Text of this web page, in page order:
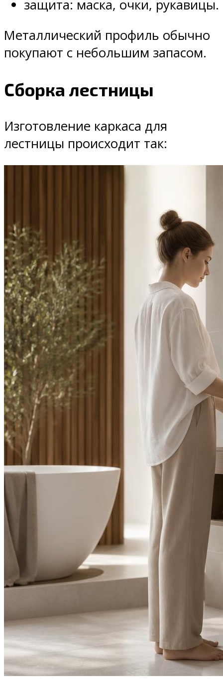
защита: маска, очки, рукавицы.
Металлический профиль обычно
покупают с небольшим запасом.
Сборка лестницы
Изготовление каркаса для
лестницы происходит так: